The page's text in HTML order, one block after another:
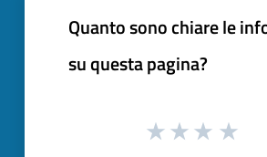
Quanto sono chiare le
su questa pagina?